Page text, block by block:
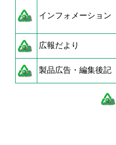
インフォメーション
広報だより
製品広告・編集後記